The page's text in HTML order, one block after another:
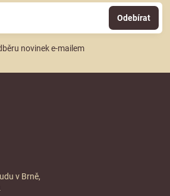
Odebírat
novinek e-mailem
v Brně,